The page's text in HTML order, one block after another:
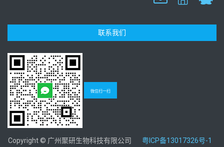
联系我们
微信扫一扫
Copyright © 广州聚研生物科技有限公司 粤ICP备13017326号-1